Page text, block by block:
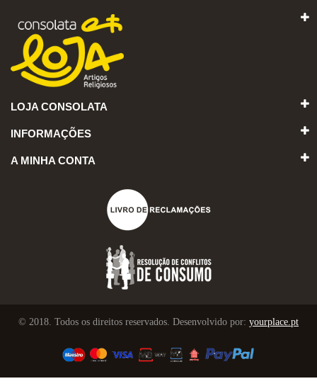
LOJA CONSOLATA
INFORMAÇÕES
A MINHA CONTA
© 2018. Todos os direitos reservados. Desenvolvido por: yourplace.pt